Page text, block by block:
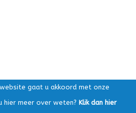
gaat u akkoord met onze
hier meer over weten? Klik dan hier
3863 CA Nijkerk
Nijkerk